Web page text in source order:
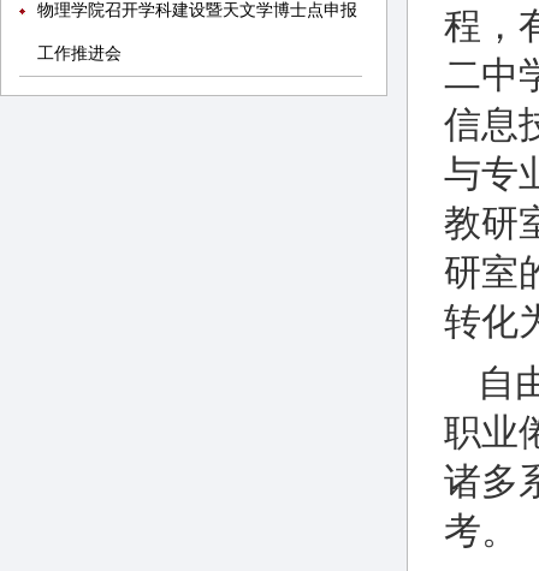
物理学院召开学科建设暨天文学博士点申报
工作推进会
程，
二中
信息
与专
教研
研室
转化
自
职业
诸多
考。